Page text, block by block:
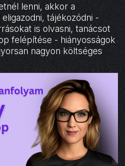
lenni, akkor a
tájékozódni -
is olvasni, tanácsot
felépítése - hiányosságok
nagyon költséges